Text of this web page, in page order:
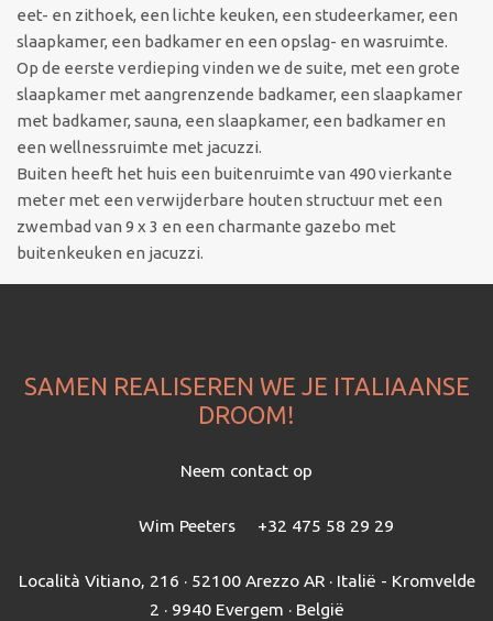
eet- en zithoek, een lichte keuken, een studeerkamer, een
slaapkamer, een badkamer en een opslag- en wasruimte.
Op de eerste verdieping vinden we de suite, met een grote
slaapkamer met aangrenzende badkamer, een slaapkamer
met badkamer, sauna, een slaapkamer, een badkamer en
een wellnessruimte met jacuzzi.
Buiten heeft het huis een buitenruimte van 490 vierkante
meter met een verwijderbare houten structuur met een
zwembad van 9 x 3 en een charmante gazebo met
buitenkeuken en jacuzzi.
SAMEN REALISEREN WE JE ITALIAANSE
DROOM!
Neem contact op
Wim Peeters +32 475 58 29 29
Località Vitiano, 216 · 52100 Arezzo AR · Italië - Kromvelde
2 · 9940 Evergem · België